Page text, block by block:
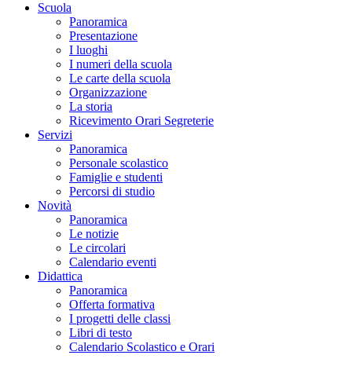
Scuola
Panoramica
Presentazione
I luoghi
I numeri della scuola
Le carte della scuola
Organizzazione
La storia
Ricevimento Orari Segreterie
Servizi
Panoramica
Personale scolastico
Famiglie e studenti
Percorsi di studio
Novità
Panoramica
Le notizie
Le circolari
Calendario eventi
Didattica
Panoramica
Offerta formativa
I progetti delle classi
Libri di testo
Calendario Scolastico e Orari